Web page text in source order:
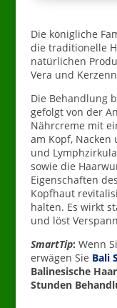
Die königliche
die traditionelle
natürlichen
Vera und
Die Behandlung
gefolgt von der
Nährcreme mit
am Kopf,
und
sowie die
Eigenschaften
Kopfhaut
halten. Es wirkt
und löst
SmartTip: Wenn
erwägen Sie Bali
Balinesische
Stunden